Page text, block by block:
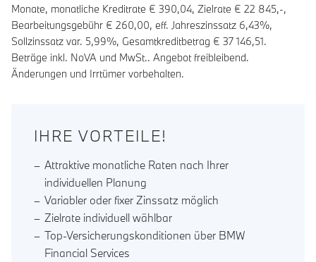
Monate, monatliche Kreditrate € 390,04, Zielrate € 22 845,-,
Bearbeitungsgebühr € 260,00, eff. Jahreszinssatz 6,43%,
Sollzinssatz var. 5,99%, Gesamtkreditbetrag € 37 146,51.
Beträge inkl. NoVA und MwSt.. Angebot freibleibend.
Änderungen und Irrtümer vorbehalten.
IHRE VORTEILE!
Attraktive monatliche Raten nach Ihrer
individuellen Planung
Variabler oder fixer Zinssatz möglich
Zielrate individuell wählbar
Top-Versicherungskonditionen über BMW
Financial Services